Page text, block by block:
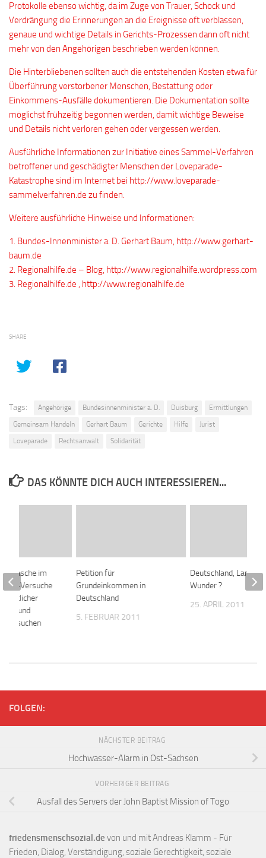
Protokolle ebenso wichtig, da im Zuge von Trauer, Schock und
Verdrängung die Erinnerungen an die Ereignisse oft verblassen,
genaue und wichtige Details in Gerichts-Prozessen dann oft nicht
mehr von den Angehörigen beschrieben werden können.
Die Hinterbliebenen sollten auch die entstehenden Kosten etwa für
Überführung verstorbener Menschen, Bestattung oder
Einkommens-Ausfälle dokumentieren. Die Dokumentation sollte
möglichst frühzeitig begonnen werden, damit wichtige Beweise
und Details nicht verloren gehen oder vergessen werden.
Ausführliche Informationen zur Initiative eines Sammel-Verfahren
betroffener und geschädigter Menschen der Loveparade-
Katastrophe sind im Internet bei http://www.loveparade-
sammelverfahren.de zu finden.
Weitere ausführliche Hinweise und Informationen:
1. Bundes-Innenminister a. D. Gerhart Baum, http://www.gerhart-
baum.de
2. Regionalhilfe.de – Blog, http://www.regionalhilfe.wordpress.com
3. Regionalhilfe.de , http://www.regionalhilfe.de
SHARE
Tags: Angehörige Bundesinnenminister a. D. Duisburg
Ermittlungen
Gemeinsam Handeln
Gerhart Baum Gerichte Hilfe
Jurist
Loveparade
Rechtsanwalt Solidarität
DAS KÖNNTE DICH AUCH INTERESSIEREN...
Petition für
Grundeinkommen in
Deutschland
5. FEBRUAR 2011
Deutschland, Land der
Wunder ?
25. APRIL 2011
im
Versuche
und
FOLGEN:
NÄCHSTER BEITRAG
Hochwasser-Alarm in Ost-Sachsen
VORHERIGER BEITRAG
Ausfall des Servers der John Baptist Mission of Togo
friedensmenschsozial.de von und mit Andreas Klamm - Für
Frieden, Dialog, Verständigung, soziale Gerechtigkeit, soziale